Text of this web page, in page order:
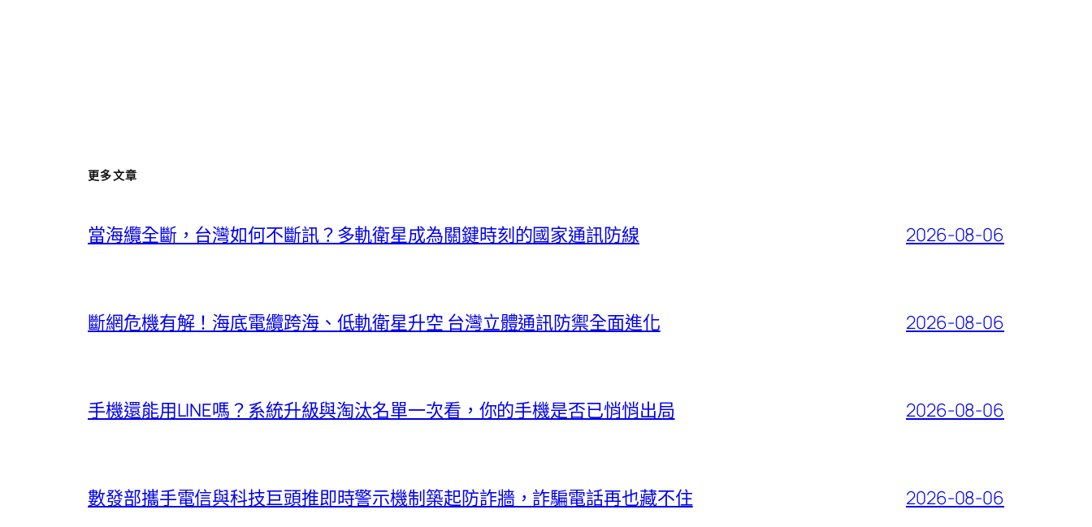
更多文章
當海纜全斷，台灣如何不斷訊？多軌衛星成為關鍵時刻的國家通訊防線 2026-08-06
斷網危機有解！海底電纜跨海、低軌衛星升空 台灣立體通訊防禦全面進化 2026-08-06
手機還能用LINE嗎？系統升級與淘汰名單一次看，你的手機是否已悄悄出局 2026-08-06
數發部攜手電信與科技巨頭推即時警示機制築起防詐牆，詐騙電話再也藏不住 2026-08-06